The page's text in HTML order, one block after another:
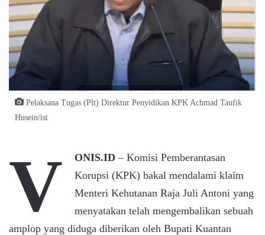
Pelaksana Tugas (Plt) Direktur Penyidikan KPK Achmad Taufik
Husein/ist
V ONIS.ID – Komisi Pemberantasan
Korupsi (KPK) bakal mendalami klaim
Menteri Kehutanan Raja Juli Antoni yang
menyatakan telah mengembalikan sebuah
amplop yang diduga diberikan oleh Bupati Kuantan